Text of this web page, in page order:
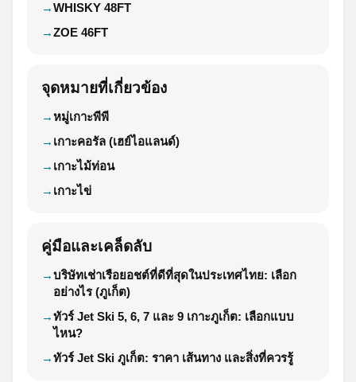
WHISKY 48FT
ZOE 46FT
จุดหมายที่เกี่ยวข้อง
หมู่เกาะพีพี
เกาะคอรัล (เฮย์ไอแลนด์)
เกาะไม้ท่อน
เกาะไข่
คู่มือและเคล็ดลับ
บริษัทเช่าเรือยอชต์ที่ดีที่สุดในประเทศไทย: เลือก
อย่างไร (ภูเก็ต)
ทัวร์ Jet Ski 5, 6, 7 และ 9 เกาะภูเก็ต: เลือกแบบ
ไหน?
ทัวร์ Jet Ski ภูเก็ต: ราคา เส้นทาง และสิ่งที่ควรรู้